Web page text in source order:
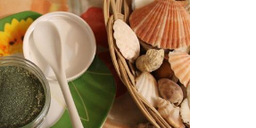
Белково-лимонная
маска